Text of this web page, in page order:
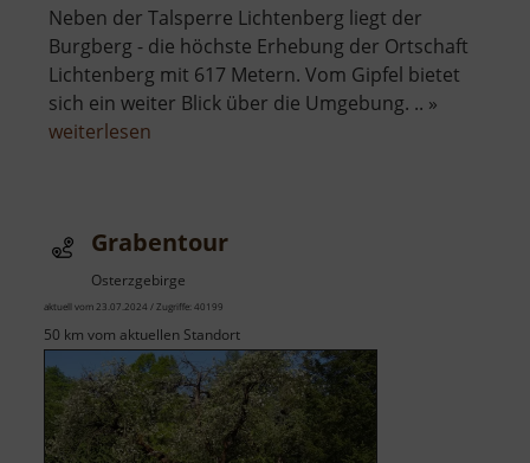
Neben der Talsperre Lichtenberg liegt der
Burgberg - die höchste Erhebung der Ortschaft
Lichtenberg mit 617 Metern. Vom Gipfel bietet
sich ein weiter Blick über die Umgebung. .. »
weiterlesen
Grabentour
Osterzgebirge
aktuell vom 23.07.2024 / Zugriffe: 40199
50 km vom aktuellen Standort